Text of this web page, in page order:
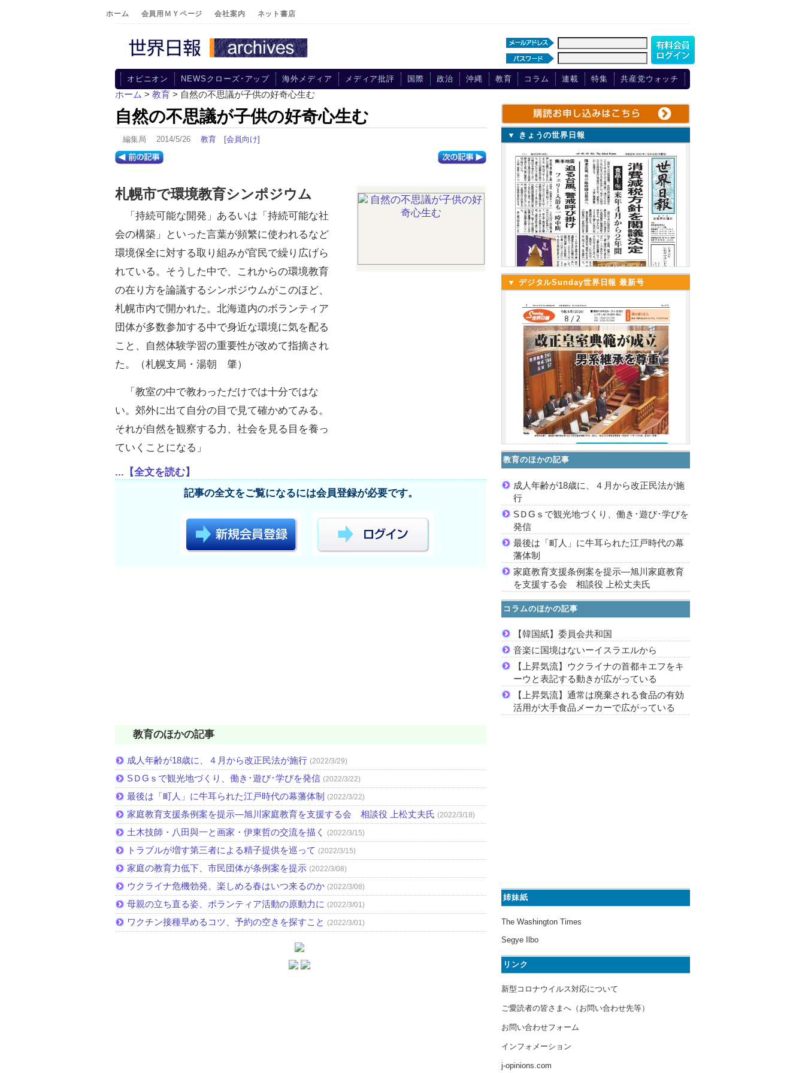
ホーム 会員用ＭＹページ 会社案内 ネット書店
オピニオン NEWSクローズ･アップ 海外メディア メディア批評 国際 政治 沖縄 教育 コラム 連載 特集 共産党ウォッチ
ホーム > 教育 > 自然の不思議が子供の好奇心生む
自然の不思議が子供の好奇心生む
編集局 2014/5/26 教育 [会員向け]
札幌市で環境教育シンポジウム
「持続可能な開発」あるいは「持続可能な社
会の構築」といった言葉が頻繁に使われるなど
環境保全に対する取り組みが官民で繰り広げら
れている。そうした中で、これからの環境教育
の在り方を論議するシンポジウムがこのほど、
札幌市内で開かれた。北海道内のボランティア
団体が多数参加する中で身近な環境に気を配る
こと、自然体験学習の重要性が改めて指摘され
た。（札幌支局・湯朝 肇）
「教室の中で教わっただけでは十分ではな
い。郊外に出て自分の目で見て確かめてみる。
それが自然を観察する力、社会を見る目を養っ
ていくことになる」
...【全文を読む】
記事の全文をご覧になるには会員登録が必要です。
教育のほかの記事
成人年齢が18歳に、４月から改正民法が施行 (2022/3/29)
SＤGｓで観光地づくり、働き･遊び･学びを発信 (2022/3/22)
最後は「町人」に牛耳られた江戸時代の幕藩体制 (2022/3/22)
家庭教育支援条例案を提示―旭川家庭教育を支援する会 相談役 上松丈夫氏 (2022/3/18)
土木技師・八田與一と画家・伊東哲の交流を描く (2022/3/15)
トラブルが増す第三者による精子提供を巡って (2022/3/15)
家庭の教育力低下、市民団体が条例案を提示 (2022/3/08)
ウクライナ危機勃発、楽しめる春はいつ来るのか (2022/3/08)
母親の立ち直る姿、ボランティア活動の原動力に (2022/3/01)
ワクチン接種早めるコツ、予約の空きを探すこと (2022/3/01)
▼ きょうの世界日報
▼ デジタルSunday世界日報 最新号
教育のほかの記事
成人年齢が18歳に、４月から改正民法が施
行
SＤGｓで観光地づくり、働き･遊び･学びを
発信
最後は「町人」に牛耳られた江戸時代の幕
藩体制
家庭教育支援条例案を提示―旭川家庭教育
を支援する会 相談役 上松丈夫氏
コラムのほかの記事
【韓国紙】委員会共和国
音楽に国境はないーイスラエルから
【上昇気流】ウクライナの首都キエフをキ
ーウと表記する動きが広がっている
【上昇気流】通常は廃棄される食品の有効
活用が大手食品メーカーで広がっている
姉妹紙
The Washington Times
Segye Ilbo
リンク
新型コロナウイルス対応について
ご愛読者の皆さまへ（お問い合わせ先等）
お問い合わせフォーム
インフォメーション
j-opinions.com